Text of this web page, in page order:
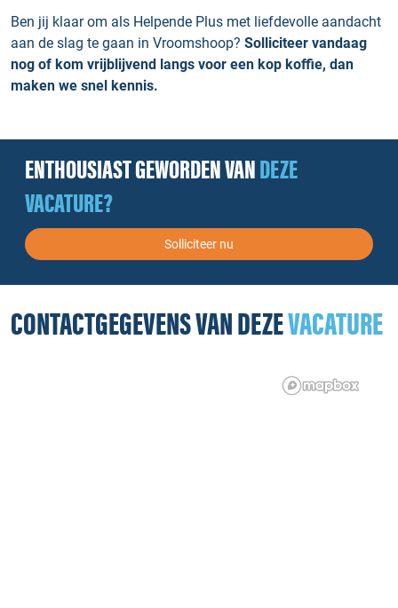
Ben jij klaar om als Helpende Plus met liefdevolle aandacht
aan de slag te gaan in Vroomshoop? Solliciteer vandaag
nog of kom vrijblijvend langs voor een kop koffie, dan
maken we snel kennis.
ENTHOUSIAST GEWORDEN VANDEZE
VACATURE?
Solliciteer nu
CONTACTGEGEVENS VAN DEZEVACATURE